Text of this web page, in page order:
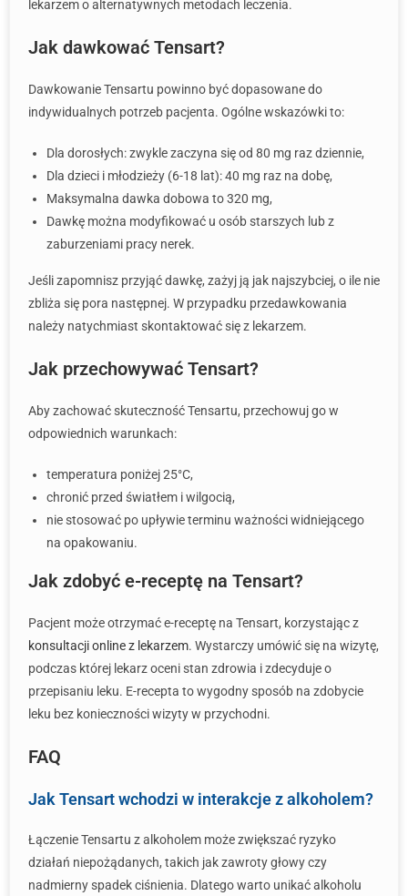
lekarzem o alternatywnych metodach leczenia.
Jak dawkować Tensart?
Dawkowanie Tensartu powinno być dopasowane do
indywidualnych potrzeb pacjenta. Ogólne wskazówki to:
Dla dorosłych: zwykle zaczyna się od 80 mg raz dziennie,
Dla dzieci i młodzieży (6-18 lat): 40 mg raz na dobę,
Maksymalna dawka dobowa to 320 mg,
Dawkę można modyfikować u osób starszych lub z
zaburzeniami pracy nerek.
Jeśli zapomnisz przyjąć dawkę, zażyj ją jak najszybciej, o ile nie
zbliża się pora następnej. W przypadku przedawkowania
należy natychmiast skontaktować się z lekarzem.
Jak przechowywać Tensart?
Aby zachować skuteczność Tensartu, przechowuj go w
odpowiednich warunkach:
temperatura poniżej 25°C,
chronić przed światłem i wilgocią,
nie stosować po upływie terminu ważności widniejącego
na opakowaniu.
Jak zdobyć e-receptę na Tensart?
Pacjent może otrzymać e-receptę na Tensart, korzystając z
konsultacji online z lekarzem. Wystarczy umówić się na wizytę,
podczas której lekarz oceni stan zdrowia i zdecyduje o
przepisaniu leku. E-recepta to wygodny sposób na zdobycie
leku bez konieczności wizyty w przychodni.
FAQ
Jak Tensart wchodzi w interakcje z alkoholem?
Łączenie Tensartu z alkoholem może zwiększać ryzyko
działań niepożądanych, takich jak zawroty głowy czy
nadmierny spadek ciśnienia. Dlatego warto unikać alkoholu